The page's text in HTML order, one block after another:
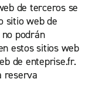
de terceros se
sitio web de
podrán
estos sitios web
de enteprise.fr.
reserva